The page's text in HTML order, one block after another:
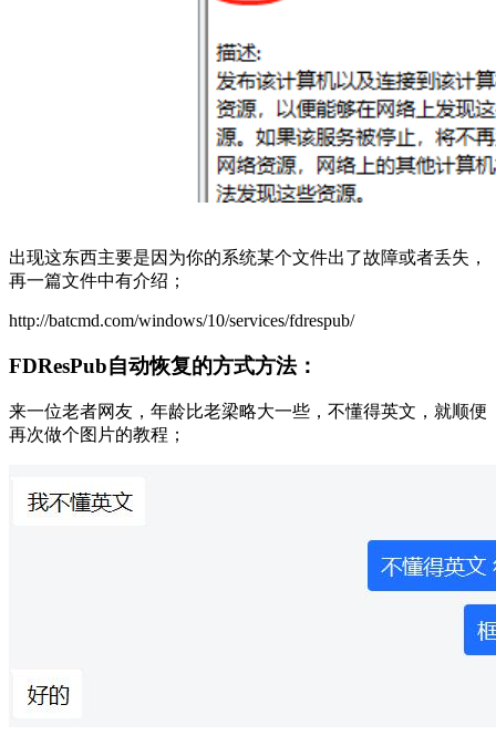
出现这东西主要是因为你的系统某个文件出了故障或者丢失，
再一篇文件中有介绍；
http://batcmd.com/windows/10/services/fdrespub/
FDResPub自动恢复的方式方法：
来一位老者网友，年龄比老梁略大一些，不懂得英文，就顺便
再次做个图片的教程；